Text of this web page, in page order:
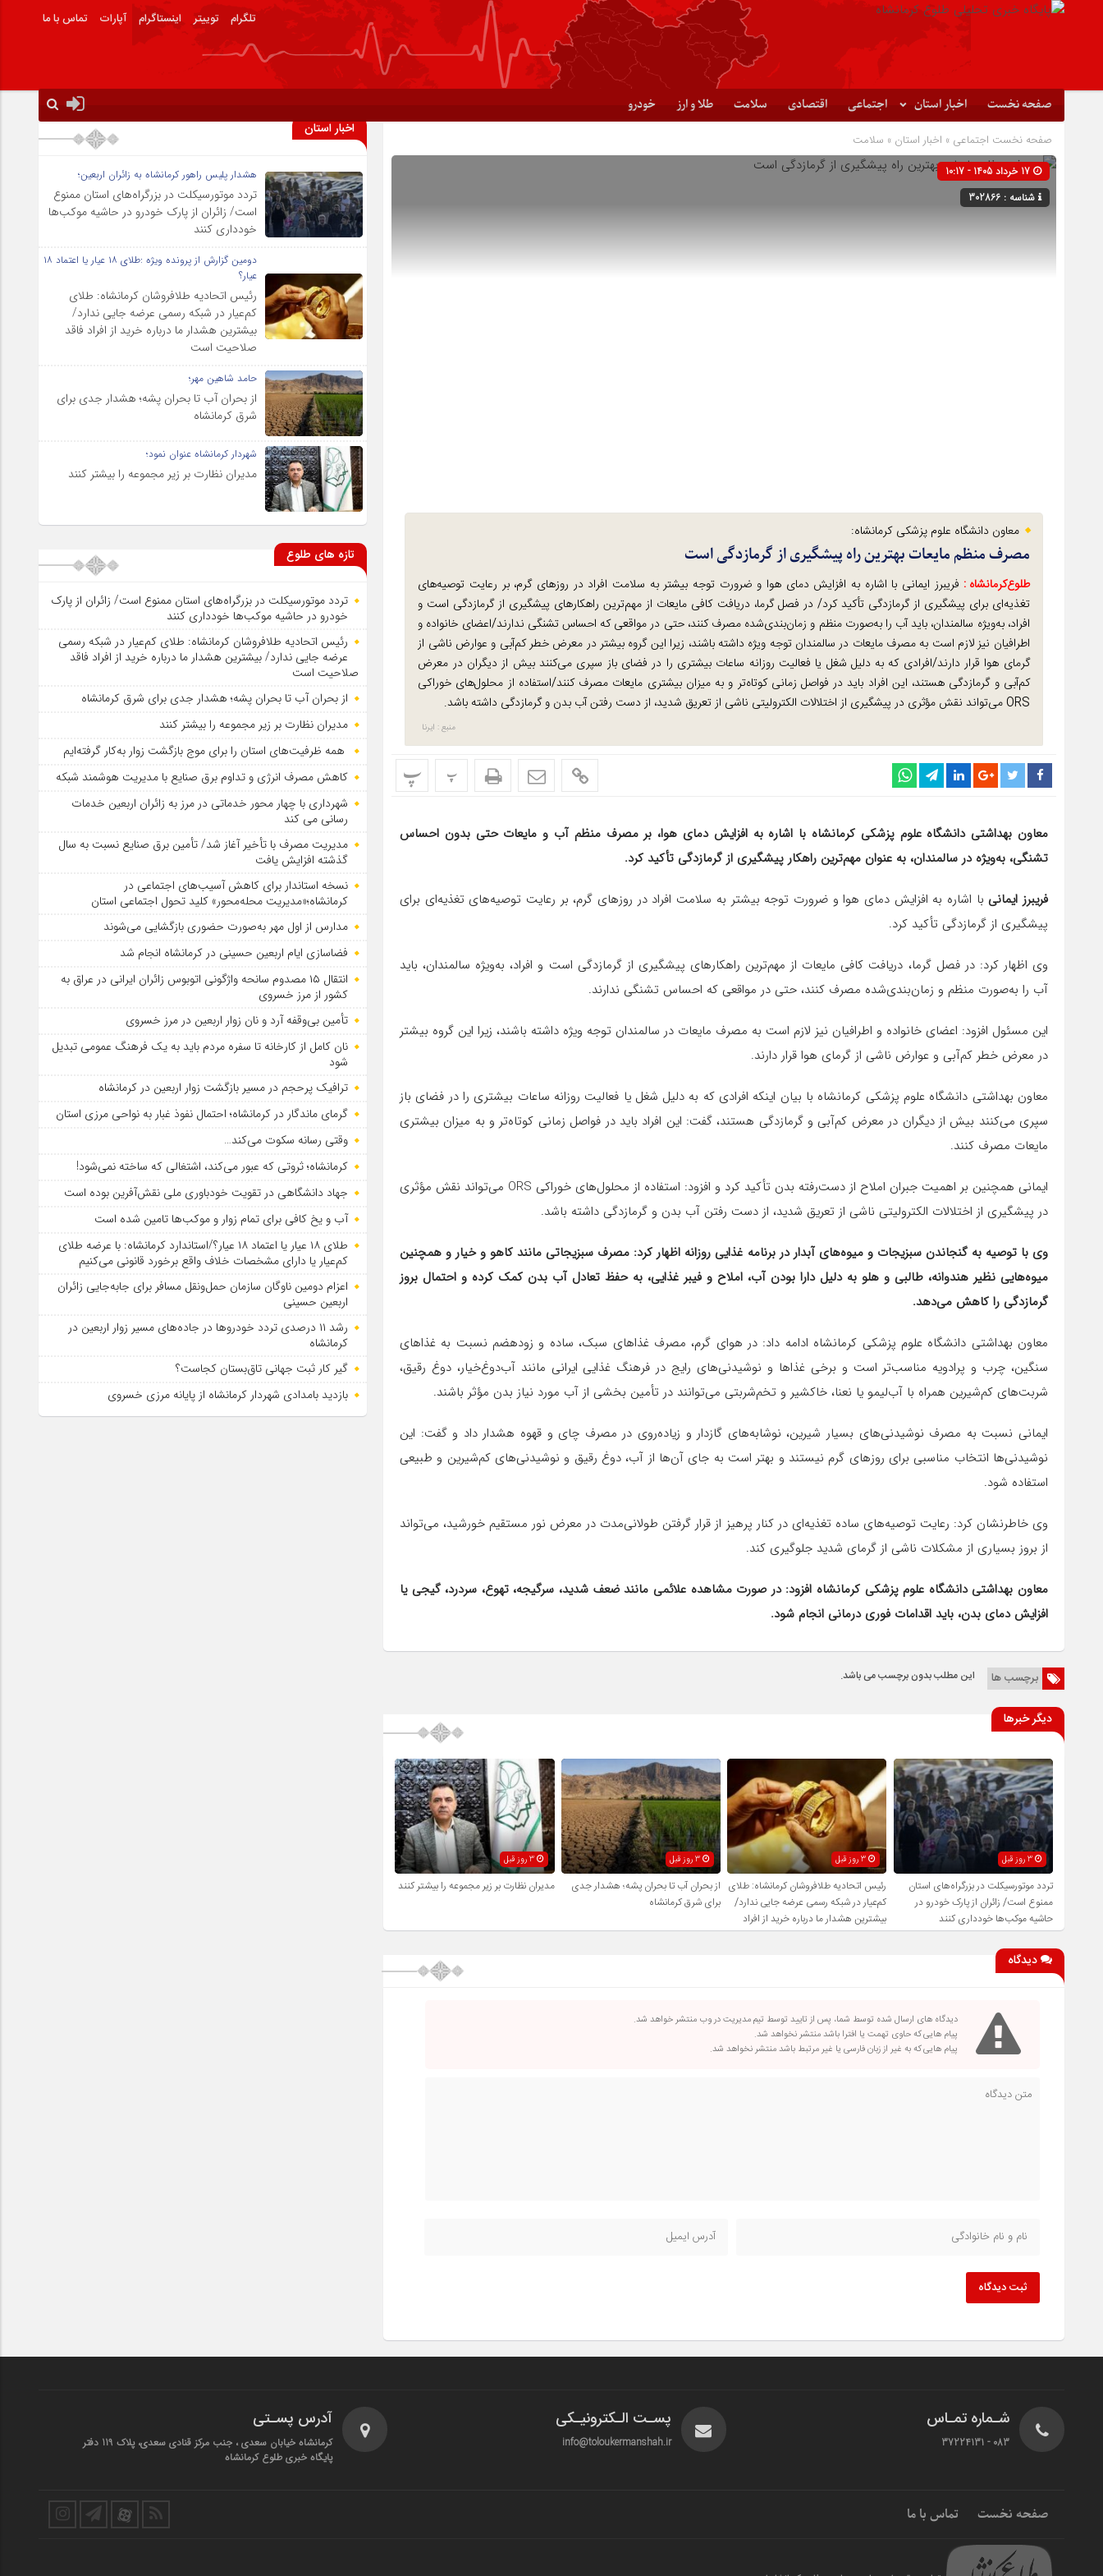
تلگرام توییتر اینستاگرام آپارات تماس با ما
صفحه نخست اخبار استان اجتماعی اقتصادی سلامت طلا و ارز خودرو
صفحه نخست اجتماعی » اخبار استان » سلامت
شناسه : 302866
معاون دانشگاه علوم پزشکی کرمانشاه:
مصرف منظم مایعات بهترین راه پیشگیری از گرمازدگی است
طلوع‌‌کرمانشاه : فریبرز ایمانی با اشاره به افزایش دمای هوا و ضرورت توجه بیشتر به سلامت افراد در روزهای گرم، بر رعایت توصیه‌های
تغذیه‌ای برای پیشگیری از گرمازدگی تأکید کرد/ در فصل گرما، دریافت کافی مایعات از مهم‌ترین راهکارهای پیشگیری از گرمازدگی است و
افراد، به‌ویژه سالمندان، باید آب را به‌صورت منظم و زمان‌بندی‌شده مصرف کنند، حتی در مواقعی که احساس تشنگی ندارند/اعضای خانواده و
اطرافیان نیز لازم است به مصرف مایعات در سالمندان توجه ویژه داشته باشند، زیرا این گروه بیشتر در معرض خطر کم‌آبی و عوارض ناشی از
گرمای هوا قرار دارند/افرادی که به دلیل شغل یا فعالیت روزانه ساعات بیشتری را در فضای باز سپری می‌کنند بیش از دیگران در معرض
کم‌آبی و گرمازدگی هستند، این افراد باید در فواصل زمانی کوتاه‌تر و به میزان بیشتری مایعات مصرف کنند/استفاده از محلول‌های خوراکی
ORS می‌تواند نقش مؤثری در پیشگیری از اختلالات الکترولیتی ناشی از تعریق شدید، از دست رفتن آب بدن و گرمازدگی داشته باشد.
منبع : ایرنا
پ پ
معاون بهداشتی دانشگاه علوم پزشکی کرمانشاه با اشاره به افزایش دمای هوا، بر مصرف منظم آب و مایعات حتی بدون احساس
تشنگی، به‌ویژه در سالمندان، به عنوان مهم‌ترین راهکار پیشگیری از گرمازدگی تأکید کرد.
فریبرز ایمانی با اشاره به افزایش دمای هوا و ضرورت توجه بیشتر به سلامت افراد در روزهای گرم، بر رعایت توصیه‌های تغذیه‌ای برای
پیشگیری از گرمازدگی تأکید کرد.
وی اظهار کرد: در فصل گرما، دریافت کافی مایعات از مهم‌ترین راهکارهای پیشگیری از گرمازدگی است و افراد، به‌ویژه سالمندان، باید
آب را به‌صورت منظم و زمان‌بندی‌شده مصرف کنند، حتی در مواقعی که احساس تشنگی ندارند.
این مسئول افزود: اعضای خانواده و اطرافیان نیز لازم است به مصرف مایعات در سالمندان توجه ویژه داشته باشند، زیرا این گروه بیشتر
در معرض خطر کم‌آبی و عوارض ناشی از گرمای هوا قرار دارند.
معاون بهداشتی دانشگاه علوم پزشکی کرمانشاه با بیان اینکه افرادی که به دلیل شغل یا فعالیت روزانه ساعات بیشتری را در فضای باز
سپری می‌کنند بیش از دیگران در معرض کم‌آبی و گرمازدگی هستند، گفت: این افراد باید در فواصل زمانی کوتاه‌تر و به میزان بیشتری
مایعات مصرف کنند.
ایمانی همچنین بر اهمیت جبران املاح از دست‌رفته بدن تأکید کرد و افزود: استفاده از محلول‌های خوراکی ORS می‌تواند نقش مؤثری
در پیشگیری از اختلالات الکترولیتی ناشی از تعریق شدید، از دست رفتن آب بدن و گرمازدگی داشته باشد.
وی با توصیه به گنجاندن سبزیجات و میوه‌های آبدار در برنامه غذایی روزانه اظهار کرد: مصرف سبزیجاتی مانند کاهو و خیار و همچنین
میوه‌هایی نظیر هندوانه، طالبی و هلو به دلیل دارا بودن آب، املاح و فیبر غذایی، به حفظ تعادل آب بدن کمک کرده و احتمال بروز
گرمازدگی را کاهش می‌دهد.
معاون بهداشتی دانشگاه علوم پزشکی کرمانشاه ادامه داد: در هوای گرم، مصرف غذاهای سبک، ساده و زودهضم نسبت به غذاهای
سنگین، چرب و پرادویه مناسب‌تر است و برخی غذاها و نوشیدنی‌های رایج در فرهنگ غذایی ایرانی مانند آب‌دوغ‌خیار، دوغ رقیق،
شربت‌های کم‌شیرین همراه با آب‌لیمو یا نعنا، خاکشیر و تخم‌شربتی می‌توانند در تأمین بخشی از آب مورد نیاز بدن مؤثر باشند.
ایمانی نسبت به مصرف نوشیدنی‌های بسیار شیرین، نوشابه‌های گازدار و زیاده‌روی در مصرف چای و قهوه هشدار داد و گفت: این
نوشیدنی‌ها انتخاب مناسبی برای روزهای گرم نیستند و بهتر است به جای آن‌ها از آب، دوغ رقیق و نوشیدنی‌های کم‌شیرین و طبیعی
استفاده شود.
وی خاطرنشان کرد: رعایت توصیه‌های ساده تغذیه‌ای در کنار پرهیز از قرار گرفتن طولانی‌مدت در معرض نور مستقیم خورشید، می‌تواند
از بروز بسیاری از مشکلات ناشی از گرمای شدید جلوگیری کند.
معاون بهداشتی دانشگاه علوم پزشکی کرمانشاه افزود: در صورت مشاهده علائمی مانند ضعف شدید، سرگیجه، تهوع، سردرد، گیجی یا
افزایش دمای بدن، باید اقدامات فوری درمانی انجام شود.
برچسب ها این مطلب بدون برچسب می باشد.
دیگر خبرها
3 روز قبل
تردد موتورسیکلت در بزرگراه‌های استان
ممنوع است/ زائران از پارک خودرو در
حاشیه موکب‌ها خودداری کنند
3 روز قبل
رئیس اتحادیه طلافروشان کرمانشاه: طلای
کم‌عیار در شبکه رسمی عرضه جایی ندارد/
بیشترین هشدار ما درباره خرید از افراد
فاقد صلاحیت است
3 روز قبل
از بحران آب تا بحران پشه؛ هشدار جدی
برای شرق کرمانشاه
3 روز قبل
مدیران نظارت بر زیر مجموعه را بیشتر کنند
دیدگاه
دیدگاه های ارسال شده توسط شما، پس از تایید توسط تیم مدیریت در وب منتشر خواهد شد.
پیام هایی که حاوی تهمت یا افترا باشد منتشر نخواهد شد.
پیام هایی که به غیر از زبان فارسی یا غیر مرتبط باشد منتشر نخواهد شد.
ثبت دیدگاه
اخبار استان
هشدار پلیس راهور کرمانشاه به زائران اربعین؛
تردد موتورسیکلت در بزرگراه‌های استان ممنوع
است/ زائران از پارک خودرو در حاشیه موکب‌ها
خودداری کنند
دومین گزارش از پرونده ویژه :طلای ۱۸ عیار یا اعتماد ۱۸
عیار؟
رئیس اتحادیه طلافروشان کرمانشاه: طلای
کم‌عیار در شبکه رسمی عرضه جایی ندارد/
بیشترین هشدار ما درباره خرید از افراد فاقد
صلاحیت است
حامد شاهین مهر؛
از بحران آب تا بحران پشه؛ هشدار جدی برای
شرق کرمانشاه
شهردار کرمانشاه عنوان نمود؛
مدیران نظارت بر زیر مجموعه را بیشتر کنند
تازه های طلوع
تردد موتورسیکلت در بزرگراه‌های استان ممنوع است/ زائران از پارک
خودرو در حاشیه موکب‌ها خودداری کنند
رئیس اتحادیه طلافروشان کرمانشاه: طلای کم‌عیار در شبکه رسمی
عرضه جایی ندارد/ بیشترین هشدار ما درباره خرید از افراد فاقد
صلاحیت است
از بحران آب تا بحران پشه؛ هشدار جدی برای شرق کرمانشاه
مدیران نظارت بر زیر مجموعه را بیشتر کنند
همه ظرفیت‌های استان را برای موج بازگشت زوار به‌کار گرفته‌ایم
کاهش مصرف انرژی و تداوم برق صنایع با مدیریت هوشمند شبکه
شهرداری با چهار محور خدماتی در مرز به زائران اربعین خدمات
رسانی می کند
مدیریت مصرف با تأخیر آغاز شد/ تأمین برق صنایع نسبت به سال
گذشته افزایش یافت
نسخه استاندار برای کاهش آسیب‌های اجتماعی در
کرمانشاه؛«مدیریت محله‌محور» کلید تحول اجتماعی استان
مدارس از اول مهر به‌صورت حضوری بازگشایی می‌شوند
فضاسازی ایام اربعین حسینی در کرمانشاه انجام شد
انتقال ۱۵ مصدوم سانحه واژگونی اتوبوس زائران ایرانی در عراق به
کشور از مرز خسروی
تأمین بی‌وقفه آرد و نان زوار اربعین در مرز خسروی
نان کامل از کارخانه تا سفره مردم باید به یک فرهنگ عمومی تبدیل
شود
ترافیک پرحجم در مسیر بازگشت زوار اربعین در کرمانشاه
گرمای ماندگار در کرمانشاه؛ احتمال نفوذ غبار به نواحی مرزی استان
وقتی رسانه سکوت می‌کند…
کرمانشاه؛ ثروتی که عبور می‌کند، اشتغالی که ساخته نمی‌شود!
جهاد دانشگاهی در تقویت خودباوری ملی نقش‌آفرین بوده است
آب و یخ کافی برای تمام زوار و موکب‌ها تامین شده است
طلای ۱۸ عیار یا اعتماد ۱۸ عیار؟/استاندارد کرمانشاه: با عرضه طلای
کم‌عیار یا دارای مشخصات خلاف واقع برخورد قانونی می‌کنیم
اعزام دومین ناوگان سازمان حمل‌ونقل مسافر برای جابه‌جایی زائران
اربعین حسینی
رشد ۱۱ درصدی تردد خودروها در جاده‌های مسیر زوار اربعین در
کرمانشاه
گیر کار ثبت جهانی تاق‌بستان کجاست؟
بازدید بامدادی شهردار کرمانشاه از پایانه مرزی خسروی
شـماره تمـاس
083 - 37224131
پسـت الـکترونیـکی
info@toloukermanshah.ir
آدرس پسـتی
کرمانشاه خیابان سعدی ، جنب مرکز قنادی سعدی، پلاک 119 دفتر
پایگاه خبری طلوع کرمانشاه
صفحه نخست تماس با ما